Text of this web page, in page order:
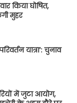
किया घोषित,
मुहर
यात्रा’: चुनाव
में जुटा आयोग,